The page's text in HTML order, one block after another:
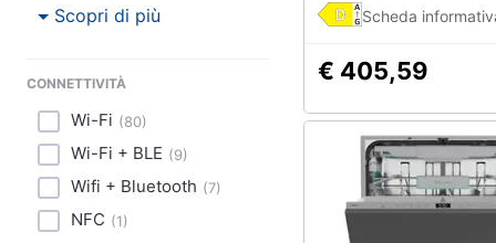
Scopri di più
CONNETTIVITÀ
Wi-Fi (80)
Wi-Fi + BLE (9)
Wifi + Bluetooth (7)
NFC (1)
Scheda
€ 405,59